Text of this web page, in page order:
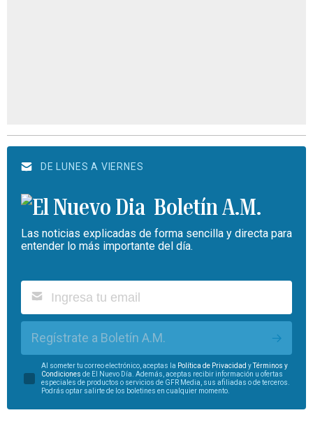
DE LUNES A VIERNES
Boletín A.M.
Las noticias explicadas de forma sencilla y directa para
entender lo más importante del día.
Regístrate a Boletín A.M.
Al someter tu correo electrónico, aceptas la Política de Privacidad yTérminos y
Condiciones de El Nuevo Día. Además, aceptas recibir información u ofertas
especiales de productos o servicios de GFR Media, sus afiliadas o de terceros.
Podrás optar salirte de los boletines en cualquier momento.